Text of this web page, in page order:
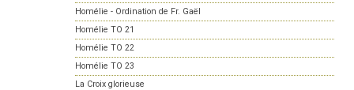
Homélie - Ordination de Fr. Gaël
Homélie TO 21
Homélie TO 22
Homélie TO 23
La Croix glorieuse